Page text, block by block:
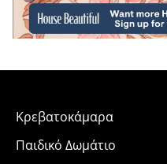
Κρεβατοκάμαρα
Παιδικό Δωμάτιο